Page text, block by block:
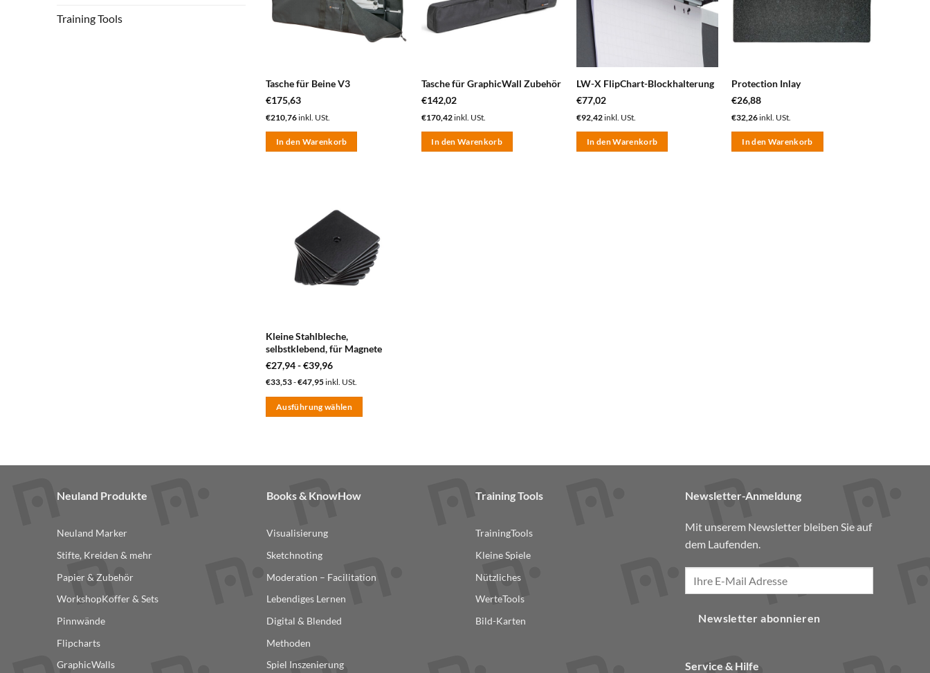
Training Tools
Tasche für Beine V3
€175,63
€210,76inkl. USt.
In den Warenkorb
Tasche für GraphicWall Zubehör
€142,02
€170,42inkl. USt.
In den Warenkorb
LW-X FlipChart-Blockhalterung
€77,02
€92,42inkl. USt.
In den Warenkorb
Protection Inlay
€26,88
€32,26inkl. USt.
In den Warenkorb
Merkzettel
hinzufügen
Kleine Stahlbleche,
selbstklebend, für Magnete
€27,94-€39,96
€33,53-€47,95inkl. USt.
Ausführung wählen
auf.
Optionen
können
der
Produktseite
gewählt
Neuland Produkte
Neuland Marker
Stifte, Kreiden & mehr
Papier & Zubehör
WorkshopKoffer & Sets
Pinnwände
Flipcharts
GraphicWalls
Books & KnowHow
Visualisierung
Sketchnoting
Moderation – Facilitation
Lebendiges Lernen
Digital & Blended
Methoden
Spiel Inszenierung
Training Tools
TrainingTools
Kleine Spiele
Nützliches
WerteTools
Bild-Karten
Newsletter-Anmeldung
Mit unserem Newsletter bleiben Sie auf
dem Laufenden.
Newsletter abonnieren
Service & Hilfe